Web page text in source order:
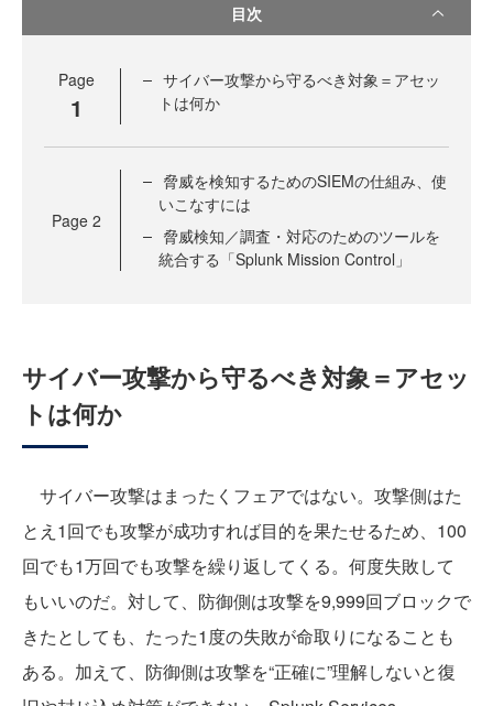
目次
Page
1
サイバー攻撃から守るべき対象＝アセッ
トは何か
Page 2
脅威を検知するためのSIEMの仕組み、使
いこなすには
脅威検知／調査・対応のためのツールを
統合する「Splunk Mission Control」
サイバー攻撃から守るべき対象＝アセッ
トは何か
サイバー攻撃はまったくフェアではない。攻撃側はた
とえ1回でも攻撃が成功すれば目的を果たせるため、100
回でも1万回でも攻撃を繰り返してくる。何度失敗して
もいいのだ。対して、防御側は攻撃を9,999回ブロックで
きたとしても、たった1度の失敗が命取りになることも
ある。加えて、防御側は攻撃を“正確に”理解しないと復